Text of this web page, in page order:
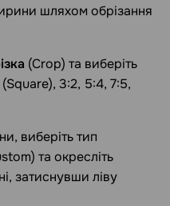
шляхом обрізання
(Crop) та виберіть
(Square), 3:2, 5:4, 7:5,
виберіть тип
та окресліть
затиснувши ліву